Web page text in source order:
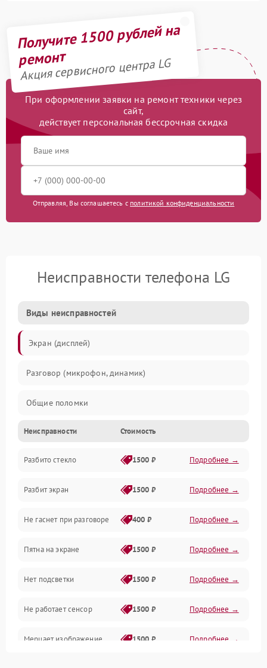
Получите 1500 рублей на
ремонт
Акция сервисного центра LG
При оформлении заявки на ремонт техники через
сайт,
действует персональная бессрочная скидка
Отправляя, Вы соглашаетесь с политикой конфиденциальности
Неисправности телефона LG
Виды неисправностей
Экран (дисплей)
Разговор (микрофон, динамик)
Общие поломки
Проблемы связи
Камеры
Проблемы с дисплеем и сенсором
Зарядка
Проблемы с питанием, зарядкой и аккумулятором
Проблемы с работой системы, корпусом и другие
Неисправности Стоимость
Разбито стекло 1500 ₽ Подробнее →
Разбит экран 1500 ₽ Подробнее →
Не гаснет при разговоре 400 ₽ Подробнее →
Пятна на экране 1500 ₽ Подробнее →
Нет подсветки 1500 ₽ Подробнее →
Не работает сенсор 1500 ₽ Подробнее →
Мерцает изображение 1500 ₽ Подробнее →